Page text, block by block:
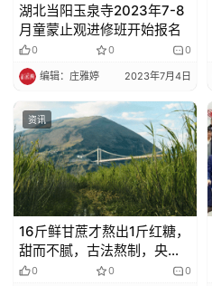
湖北当阳玉泉寺2023年7-8
月童蒙止观进修班开始报名
0 0 0
编辑：庄雅婷 2023年7月4日
资讯
16斤鲜甘蔗才熬出1斤红糖，
甜而不腻，古法熬制，央视
为它打CALL
0 0 0